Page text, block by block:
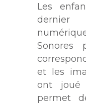
Les
dernier
Sonores
et les
ont joué
permet